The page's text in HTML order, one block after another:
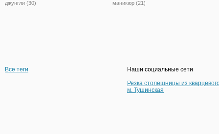
джунгли (30) маникюр (21)
Все теги
Наши социальные сети
Резка столешницы из
м. Тушинская